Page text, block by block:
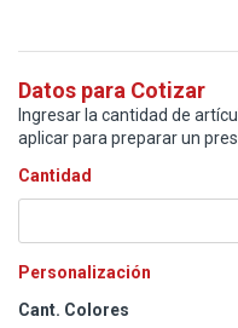
Datos para Cotizar
Ingresar la cantidad de
aplicar para preparar un
Cantidad
Personalización
Cant. Colores